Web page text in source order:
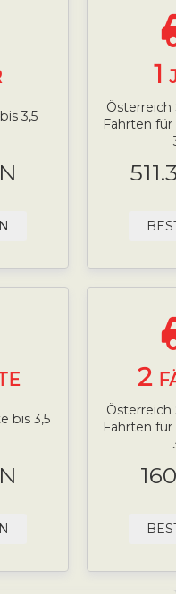
3,5
1
Österreich
Fahrten
bis 3,5
2
Österreich
Fahrten